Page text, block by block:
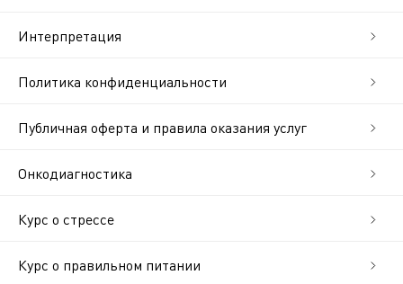
Интерпретация
Политика конфиденциальности
Публичная оферта и правила оказания услуг
Онкодиагностика
Курс о стрессе
Курс о правильном питании